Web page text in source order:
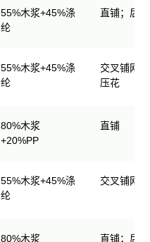
55%木浆+45%涤
纶
直铺；后
55%木浆+45%涤
纶
交叉铺网
压花
80%木浆
+20%PP
直铺
55%木浆+45%涤
纶
交叉铺网
80%木浆 直铺；后